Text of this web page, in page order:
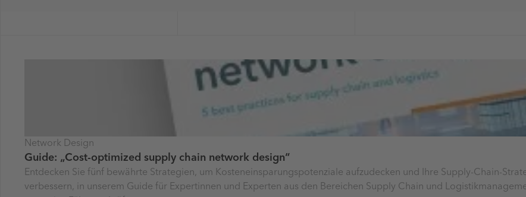
Network Design
Guide: „Cost-optimized supply chain network design“
Entdecken Sie fünf bewährte Strategien, um Kosteneinsparungspotenziale aufzudecken und Ihre Supply-Chain-
verbessern, in unserem Guide für Expertinnen und Experten aus den Bereichen Supply Chain und